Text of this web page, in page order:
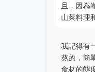
且，因為
山菜料理
我記得有
熬的，簡
食材的態